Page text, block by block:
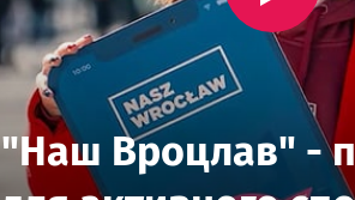
"Наш Вроцлав" -